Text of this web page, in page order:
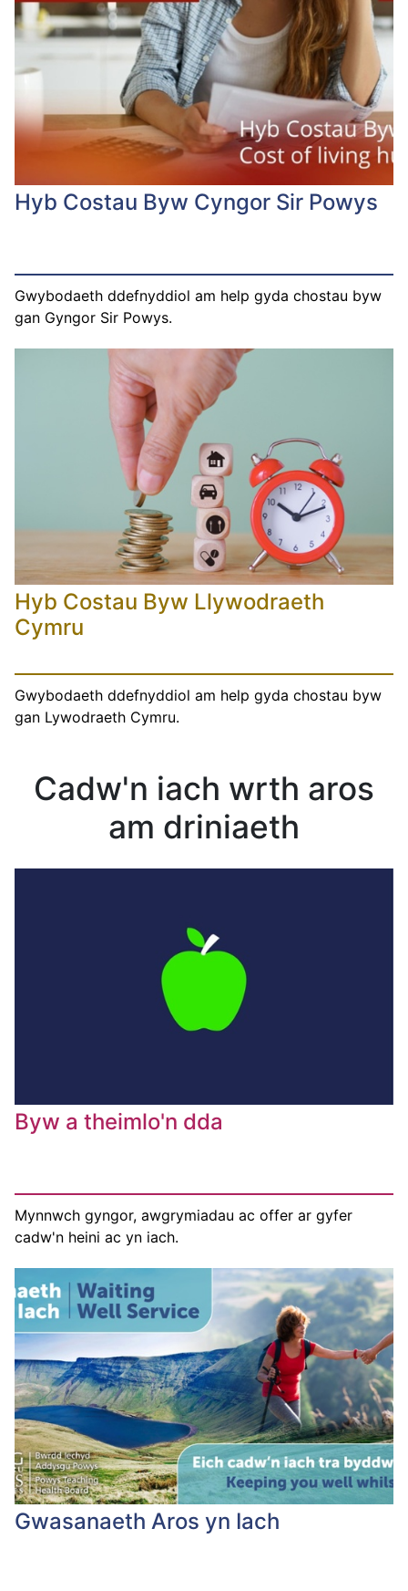
Hyb Costau Byw Cyngor Sir Powys
Gwybodaeth ddefnyddiol am help gyda chostau byw
gan Gyngor Sir Powys.
Hyb Costau Byw Llywodraeth
Cymru
Gwybodaeth ddefnyddiol am help gyda chostau byw
gan Lywodraeth Cymru.
Cadw'n iach wrth aros
am driniaeth
Byw a theimlo'n dda
Mynnwch gyngor, awgrymiadau ac offer ar gyfer
cadw'n heini ac yn iach.
Gwasanaeth Aros yn Iach